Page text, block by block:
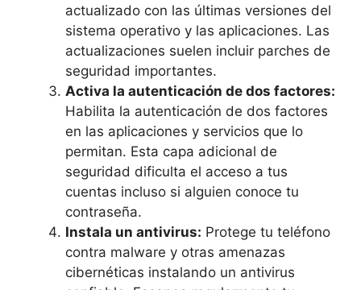
actualizado con las últimas versiones del
sistema operativo y las aplicaciones. Las
actualizaciones suelen incluir parches de
seguridad importantes.
Activa la autenticación de dos factores:
Habilita la autenticación de dos factores
en las aplicaciones y servicios que lo
permitan. Esta capa adicional de
seguridad dificulta el acceso a tus
cuentas incluso si alguien conoce tu
contraseña.
Instala un antivirus: Protege tu teléfono
contra malware y otras amenazas
cibernéticas instalando un antivirus